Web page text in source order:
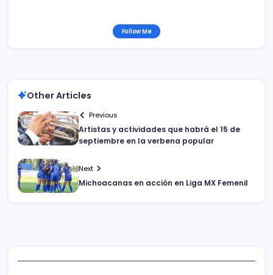
Follow Me
Other Articles
Previous
Artistas y actividades que habrá el 15 de
septiembre en la verbena popular
Next
Michoacanas en acción en Liga MX Femenil